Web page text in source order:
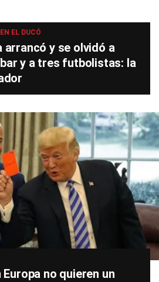
EL DUCÓ
arrancó y se olvidó a
y a tres futbolistas: la
Europa no quieren un